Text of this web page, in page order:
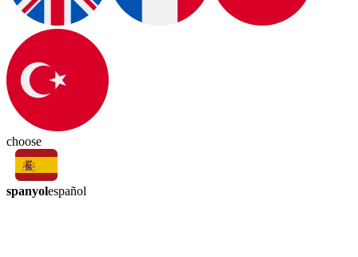
choose
spanyolespañol